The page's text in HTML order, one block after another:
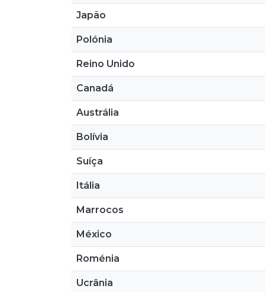
Japão
Polónia
Reino Unido
Canadá
Austrália
Bolívia
Suíça
Itália
Marrocos
México
Roménia
Ucrânia